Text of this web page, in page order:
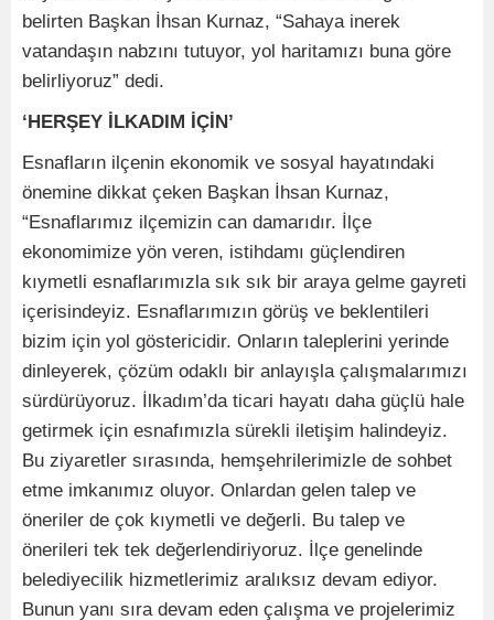
belirten Başkan İhsan Kurnaz, “Sahaya inerek
vatandaşın nabzını tutuyor, yol haritamızı buna göre
belirliyoruz” dedi.
‘HERŞEY İLKADIM İÇİN’
Esnafların ilçenin ekonomik ve sosyal hayatındaki
önemine dikkat çeken Başkan İhsan Kurnaz,
“Esnaflarımız ilçemizin can damarıdır. İlçe
ekonomimize yön veren, istihdamı güçlendiren
kıymetli esnaflarımızla sık sık bir araya gelme gayreti
içerisindeyiz. Esnaflarımızın görüş ve beklentileri
bizim için yol göstericidir. Onların taleplerini yerinde
dinleyerek, çözüm odaklı bir anlayışla çalışmalarımızı
sürdürüyoruz. İlkadım’da ticari hayatı daha güçlü hale
getirmek için esnafımızla sürekli iletişim halindeyiz.
Bu ziyaretler sırasında, hemşehrilerimizle de sohbet
etme imkanımız oluyor. Onlardan gelen talep ve
öneriler de çok kıymetli ve değerli. Bu talep ve
önerileri tek tek değerlendiriyoruz. İlçe genelinde
belediyecilik hizmetlerimiz aralıksız devam ediyor.
Bunun yanı sıra devam eden çalışma ve projelerimiz